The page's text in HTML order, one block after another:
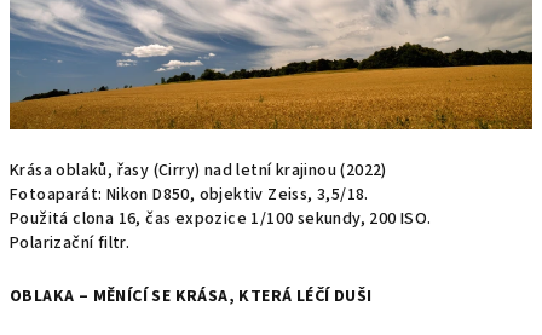
Krása oblaků, řasy (Cirry) nad letní krajinou (2022)
Fotoaparát: Nikon D850, objektiv Zeiss, 3,5/18.
Použitá clona 16, čas expozice 1/100 sekundy, 200 ISO.
Polarizační filtr.
OBLAKA – MĚNÍCÍ SE KRÁSA, KTERÁ LÉČÍ DUŠI